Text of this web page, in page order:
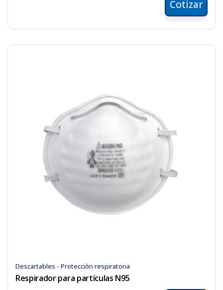
Cotizar
Descartables - Protección respiratoria
Respirador para partículas N95